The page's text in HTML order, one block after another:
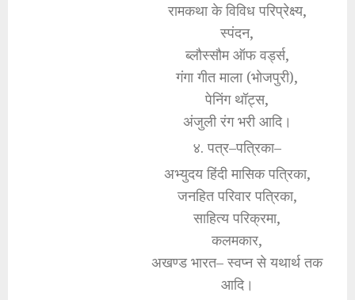
रामकथा के विविध परिप्रेक्ष्य,
स्पंदन,
ब्लौस्सौम ऑफ वर्ड्स,
गंगा गीत माला (भोजपुरी),
पेनिंग थॉट्स,
अंजुली रंग भरी आदि।
४. पत्र–पत्रिका–
अभ्युदय हिंदी मासिक पत्रिका,
जनहित परिवार पत्रिका,
साहित्य परिक्रमा,
कलमकार,
अखण्ड भारत– स्वप्न से यथार्थ तक
आदि।